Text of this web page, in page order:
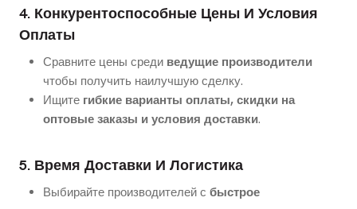
4. Конкурентоспособные Цены И Условия
Оплаты
Сравните цены среди ведущие производители
чтобы получить наилучшую сделку.
Ищите гибкие варианты оплаты, скидки на
оптовые заказы и условия доставки.
5. Время Доставки И Логистика
Выбирайте производителей с быстрое